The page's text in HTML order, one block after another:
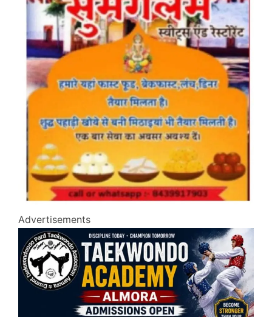
Advertisements